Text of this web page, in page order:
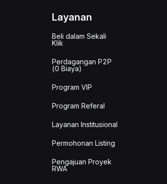
Layanan
Beli dalam Sekali
Klik
Perdagangan P2P
(0 Biaya)
Program VIP
Program Referal
Layanan Institusional
Permohonan Listing
Pengajuan Proyek
RWA